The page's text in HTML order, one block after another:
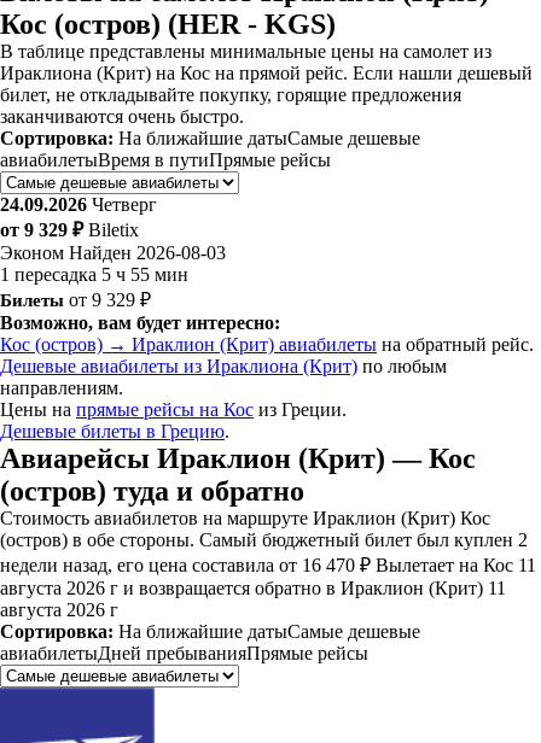
Кос (остров) (HER - KGS)
В таблице представлены минимальные цены на самолет из
Ираклиона (Крит) на Кос на прямой рейс. Если нашли дешевый
билет, не откладывайте покупку, горящие предложения
заканчиваются очень быстро.
Сортировка: На ближайшие датыСамые дешевые
авиабилетыВремя в путиПрямые рейсы
24.09.2026 Четверг
от 9 329 ₽ Biletix
Эконом Найден 2026-08-03
1 пересадка 5 ч 55 мин
Билеты от 9 329 ₽
Возможно, вам будет интересно:
Кос (остров) → Ираклион (Крит) авиабилеты на обратный рейс.
Дешевые авиабилеты из Ираклиона (Крит) по любым
направлениям.
Цены на прямые рейсы на Кос из Греции.
Дешевые билеты в Грецию.
Авиарейсы Ираклион (Крит) — Кос
(остров) туда и обратно
Стоимость авиабилетов на маршруте Ираклион (Крит) Кос
(остров) в обе стороны. Самый бюджетный билет был куплен 2
недели назад, его цена составила от 16 470 ₽ Вылетает на Кос 11
августа 2026 г и возвращается обратно в Ираклион (Крит) 11
августа 2026 г
Сортировка: На ближайшие датыСамые дешевые
авиабилетыДней пребыванияПрямые рейсы